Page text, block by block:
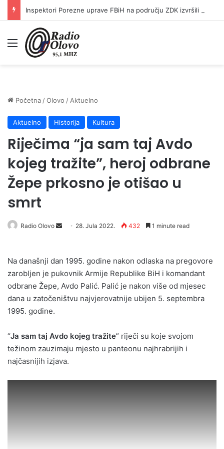
Meni
Početna /Olovo / Aktuelno
Aktuelno Historija Kultura
Riječima “ja sam taj Avdo
kojeg tražite”, heroj odbrane
Žepe prkosno je otišao u
smrt
Radio Olovo
Send 28. Jula 2022. 432 1 minute read
Na današnji dan 1995. godine nakon odlaska na pregovore
zarobljen je pukovnik Armije Republike BiH i komandant
odbrane Žepe, Avdo Palić. Palić je nakon više od mjesec
dana u zatočeništvu najvjerovatnije ubijen 5. septembra
1995. godine.
“Ja sam taj Avdo kojeg tražite” riječi su koje svojom
težinom zauzimaju mjesto u panteonu najhrabrijih i
najčasnijih izjava.